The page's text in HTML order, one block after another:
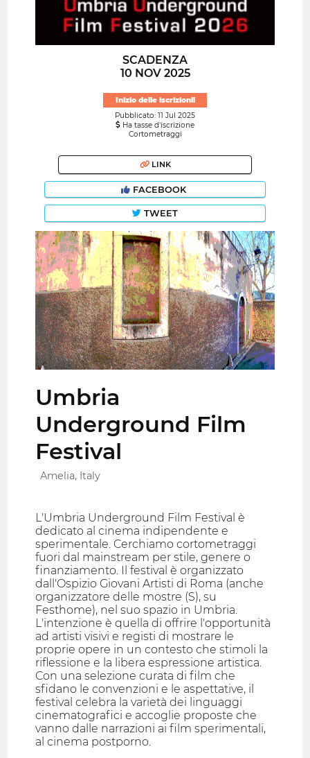
SCADENZA
10 NOV 2025
Inizio delle iscrizioni!
Pubblicato: 11 Jul 2025
Ha tasse d'iscrizione
Cortometraggi
LINK
FACEBOOK
TWEET
Umbria
Underground Film
Festival
Amelia, Italy
L'Umbria Underground Film Festival è
dedicato al cinema indipendente e
sperimentale. Cerchiamo cortometraggi
fuori dal mainstream per stile, genere o
finanziamento. Il festival è organizzato
dall'Ospizio Giovani Artisti di Roma (anche
organizzatore delle mostre (S), su
Festhome), nel suo spazio in Umbria.
L'intenzione è quella di offrire l'opportunità
ad artisti visivi e registi di mostrare le
proprie opere in un contesto che stimoli la
riflessione e la libera espressione artistica.
Con una selezione curata di film che
sfidano le convenzioni e le aspettative, il
festival celebra la varietà dei linguaggi
cinematografici e accoglie proposte che
vanno dalle narrazioni ai film sperimentali,
al cinema postporno.